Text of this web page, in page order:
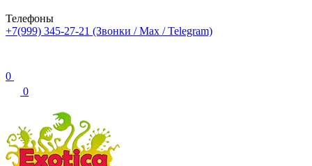
Телефоны
+7(999) 345-27-21 (Звонки / Max / Telegram)
0
0